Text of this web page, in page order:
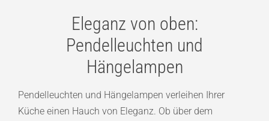
Eleganz von oben:
Pendelleuchten und
Hängelampen
Pendelleuchten und Hängelampen verleihen Ihrer
Küche einen Hauch von Eleganz. Ob über dem